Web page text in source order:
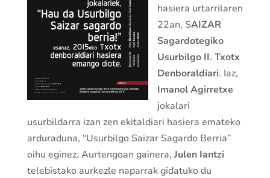
hasiera urtarrilaren
22an, SAIZAR
Sagardotegiko
Usurbilgo II. Txotx
Denboraldiari. Iaz,
Imanol Agirretxe
jokalari
usurbildarra izan zen ekitaldiari hasiera emateko
arduraduna, “Usurbilgo Saizar Sagardo Berria”
oihu eginez. Aurtengoan gainera, Julen Iantzi
telebistako aurkezle naparrak gidatuko du